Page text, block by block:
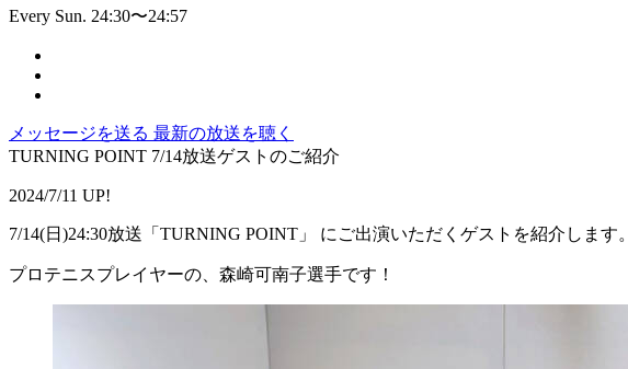
Every Sun. 24:30〜24:57
メッセージを送る 最新の放送を聴く
TURNING POINT 7/14放送ゲストのご紹介
2024/7/11 UP!
7/14(日)24:30放送「TURNING POINT」 にご出演いただくゲストを紹介します。
プロテニスプレイヤーの、森崎可南子選手です！